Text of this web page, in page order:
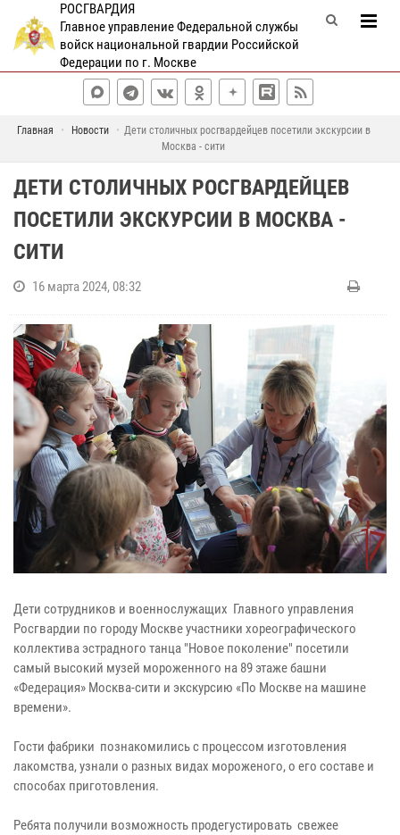
РОСГВАРДИЯ
Главное управление Федеральной службы
войск национальной гвардии Российской
Федерации по г. Москве
Главная Новости
Дети столичных росгвардейцев посетили экскурсии в
Москва - сити
ДЕТИ СТОЛИЧНЫХ РОСГВАРДЕЙЦЕВ
ПОСЕТИЛИ ЭКСКУРСИИ В МОСКВА -
СИТИ
16 марта 2024, 08:32
Дети сотрудников и военнослужащих Главного управления
Росгвардии по городу Москве участники хореографического
коллектива эстрадного танца "Новое поколение" посетили
самый высокий музей мороженного на 89 этаже башни
«Федерация» Москва-сити и экскурсию «По Москве на машине
времени».
Гости фабрики познакомились с процессом изготовления
лакомства, узнали о разных видах мороженого, о его составе и
способах приготовления.
Ребята получили возможность продегустировать свежее